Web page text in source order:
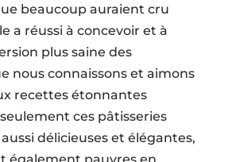
beaucoup auraient cru
a réussi à concevoir et à
plus saine des
nous connaissons et aimons
recettes étonnantes
seulement ces pâtisseries
délicieuses et élégantes,
également pauvres en